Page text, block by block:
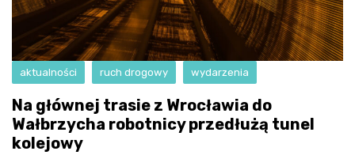
aktualności ruch drogowy wydarzenia
Na głównej trasie z Wrocławia do
Wałbrzycha robotnicy przedłużą tunel
kolejowy